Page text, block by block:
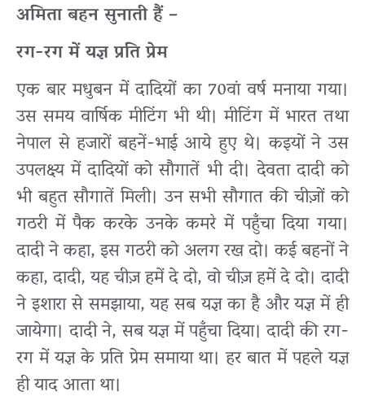
अमिता बहन सुनाती हैं –
रग-रग में यज्ञ प्रति प्रेम
एक बार मधुबन में दादियों का 70वां वर्ष मनाया गया।
उस समय वार्षिक मीटिंग भी थी। मीटिंग में भारत तथा
नेपाल से हजारों बहनें-भाई आये हुए थे। कइयों ने उस
उपलक्ष्य में दादियों को सौगातें भी दी। देवता दादी को
भी बहुत सौगातें मिली। उन सभी सौगात की चीज़ों को
गठरी में पैक करके उनके कमरे में पहुँचा दिया गया।
दादी ने कहा, इस गठरी को अलग रख दो। कई बहनों ने
कहा, दादी, यह चीज़ हमें दे दो, वो चीज़ हमें दे दो। दादी
ने इशारा से समझाया, यह सब यज्ञ का है और यज्ञ में ही
जायेगा। दादी ने, सब यज्ञ में पहुँचा दिया। दादी की रग-
रग में यज्ञ के प्रति प्रेम समाया था। हर बात में पहले यज्ञ
ही याद आता था।